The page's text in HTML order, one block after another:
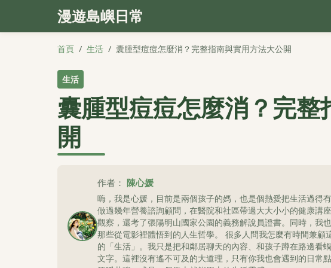
漫遊島嶼日常
首頁 / 生活 / 囊腫型痘痘怎麼消？完整指南與實用方法大公開
生活
囊腫型痘痘怎麼消？完
開
作者： 陳心媛
嗨，我是心媛，目前是兩個孩子的媽，也是個熱愛把生活過得
做過幾年營養諮詢顧問，在醫院和社區帶過大大小小的健康講
觀察，還考了張陽明山國家公園的義務解說員證書。同時，我
那些從電影裡體悟到的人生哲學。 很多人問我怎麼有時間兼
的「生活」。我只是把和鄰居聊天的內容、和孩子蹲在路邊看
文字。這裡沒有遙不可及的大道理，只有你我也會遇到的日常